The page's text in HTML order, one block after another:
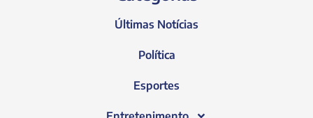
Últimas Notícias
Política
Esportes